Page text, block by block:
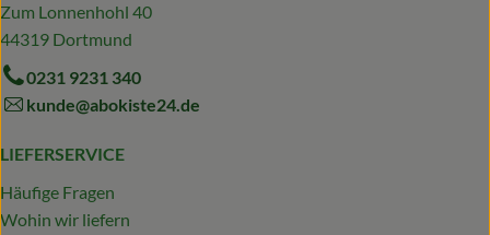
Zum Lonnenhohl 40
44319 Dortmund
0231 9231 340
kunde@abokiste24.de
LIEFERSERVICE
Häufige Fragen
Wohin wir liefern